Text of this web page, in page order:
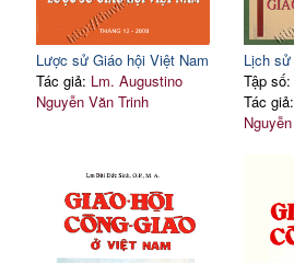
Lược sử Giáo hội Việt Nam
Tác giả: Lm. Augustino
Nguyễn Văn Trinh
Lịch
Tập
Tác giả: